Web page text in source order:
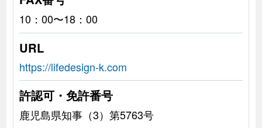
10：00〜18：00
URL
https://lifedesign-k.com
許認可・免許番号
鹿児島県知事（3）第5763号